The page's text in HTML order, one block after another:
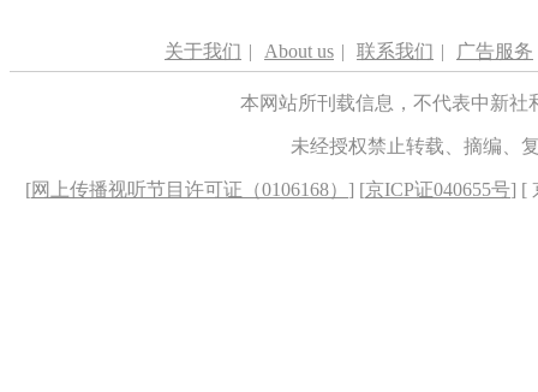
关于我们 | About us | 联系我们 | 广告服务
本网站所刊载信息，不代表中新
未经授权禁止转载、摘编、
[网上传播视听节目许可证（0106168） ] [京ICP证040655号] [